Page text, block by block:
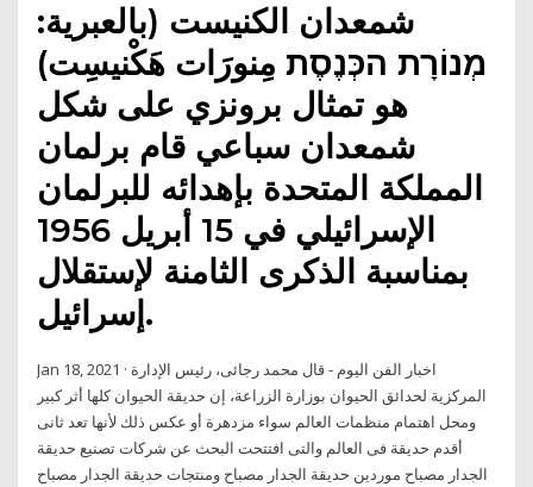
شمعدان الكنيست (بالعبرية:
מְנוֹרָת הכְּנֶסֶת مِنورَات هَكْنيسِت)
هو تمثال برونزي على شكل
شمعدان سباعي قام برلمان
المملكة المتحدة بإهدائه للبرلمان
الإسرائيلي في 15 أبريل 1956
بمناسبة الذكرى الثامنة لإستقلال
إسرائيل.
Jan 18, 2021 · اخبار الفن اليوم - قال محمد رجائى، رئيس الإدارة
المركزية لحدائق الحيوان بوزارة الزراعة، إن حديقة الحيوان كلها أثر كبير
ومحل اهتمام منظمات العالم سواء مزدهرة أو عكس ذلك لأنها تعد ثانى
أقدم حديقة فى العالم والتى افتتحت البحث عن شركات تصنيع حديقة
الجدار مصباح موردين حديقة الجدار مصباح ومنتجات حديقة الجدار مصباح